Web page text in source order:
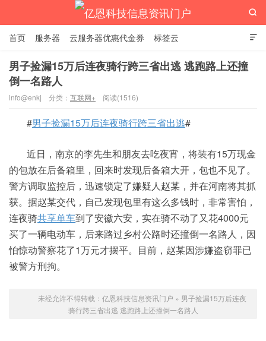
亿恩科技信息资讯门户

首页 服务器 云服务器优惠代金券 标签云

男子捡漏15万后连夜骑行跨三省出逃 逃跑路上还撞
倒一名路人
info@enkj 分类： 互联网+ 阅读(1516)
#男子捡漏15万后连夜骑行跨三省出逃#
近日，南京的李先生和朋友去吃夜宵，将装有15万现金
的包放在后备箱里，回来时发现后备箱大开，包也不见了。
警方调取监控后，迅速锁定了嫌疑人赵某，并在河南将其抓
获。据赵某交代，自己发现包里有这么多钱时，非常害怕，
连夜骑共享单车到了安徽六安，实在骑不动了又花4000元
买了一辆电动车，后来路过乡村公路时还撞倒一名路人，因
怕惊动警察花了1万元才摆平。目前，赵某因涉嫌盗窃罪已
被警方刑拘。
未经允许不得转载： 亿恩科技信息资讯门户 » 男子捡漏15万后连夜
骑行跨三省出逃 逃跑路上还撞倒一名路人